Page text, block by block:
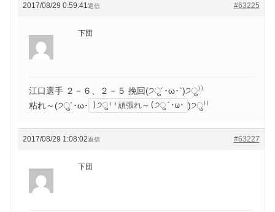
2017/08/29 0:59:41 #63225
返信
下団
江口選手 ２－６、２－５ 挽回(੭ु´･ω･`)੭ु⁾⁾
粘れ～(੭ु´･ω･
)੭ु⁾⁾頑張れ～(੭ु´･ω･ )੭ु⁾⁾
2017/08/29 1:08:02 #63227
返信
下団